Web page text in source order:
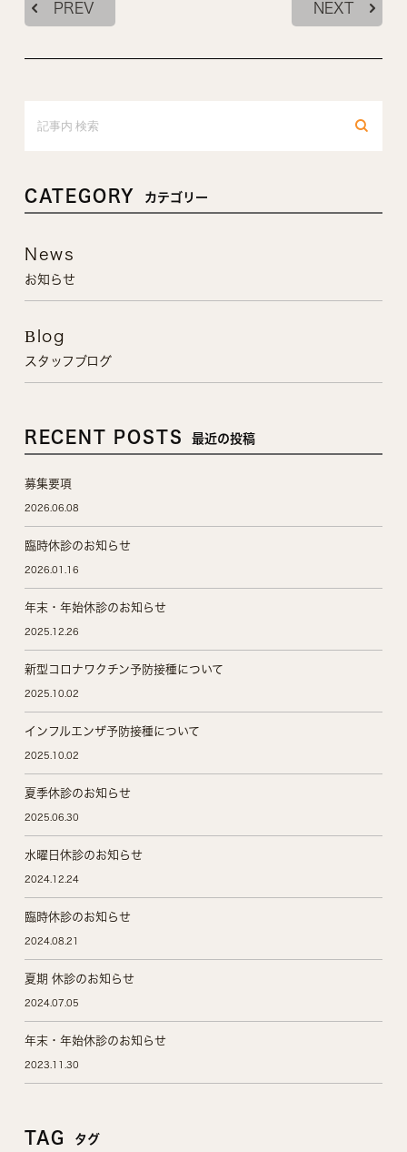
PREV NEXT
CATEGORY カテゴリー
News
お知らせ
Blog
スタッフブログ
RECENT POSTS 最近の投稿
募集要項
2026.06.08
臨時休診のお知らせ
2026.01.16
年末・年始休診のお知らせ
2025.12.26
新型コロナワクチン予防接種について
2025.10.02
インフルエンザ予防接種について
2025.10.02
夏季休診のお知らせ
2025.06.30
水曜日休診のお知らせ
2024.12.24
臨時休診のお知らせ
2024.08.21
夏期 休診のお知らせ
2024.07.05
年末・年始休診のお知らせ
2023.11.30
TAG タグ